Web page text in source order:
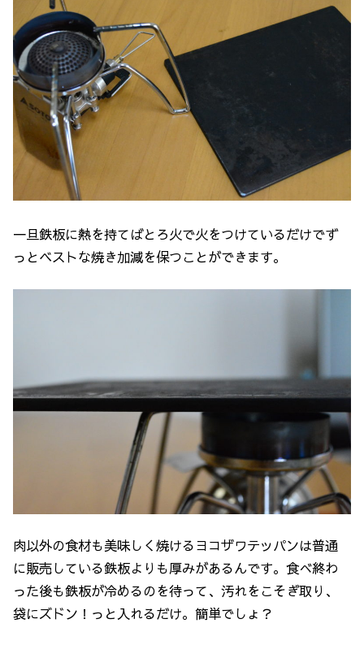
一旦鉄板に熱を持てばとろ火で火をつけているだけでず
っとベストな焼き加減を保つことができます。
肉以外の食材も美味しく焼けるヨコザワテッパンは普通
に販売している鉄板よりも厚みがあるんです。食べ終わ
った後も鉄板が冷めるのを待って、汚れをこそぎ取り、
袋にズドン！っと入れるだけ。簡単でしょ？